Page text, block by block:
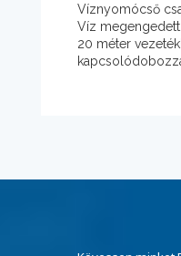
Víznyomócső
Víz
20 méter